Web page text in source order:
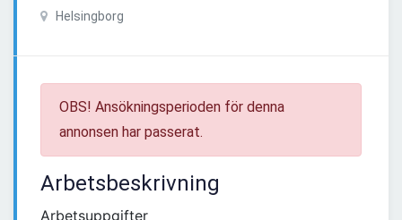
Helsingborg
OBS! Ansökningsperioden för denna
annonsen har passerat.
Arbetsbeskrivning
Arbetsuppgifter